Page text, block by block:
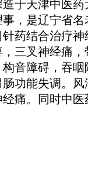
于天津中医
，是辽宁省
针药结合治疗
，三叉神经痛
音障碍，吞
功能失调。
痛。同时中医